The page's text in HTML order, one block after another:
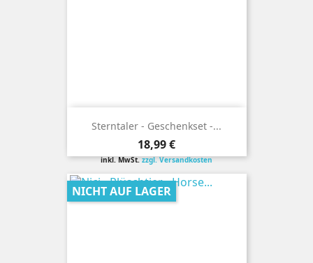
Sterntaler - Geschenkset -...
Preis
18,99 €
inkl. MwSt.zzgl. Versandkosten
NICHT AUF LAGER